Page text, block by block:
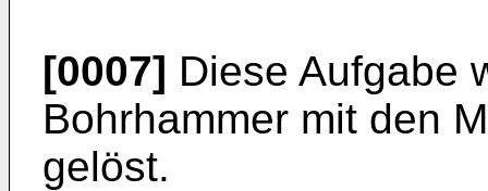
[0007] Diese Aufgabe
Bohrhammer mit den
gelöst.